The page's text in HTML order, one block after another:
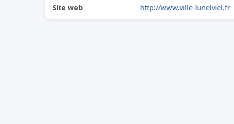
Site web http://www.ville-lunelviel.fr